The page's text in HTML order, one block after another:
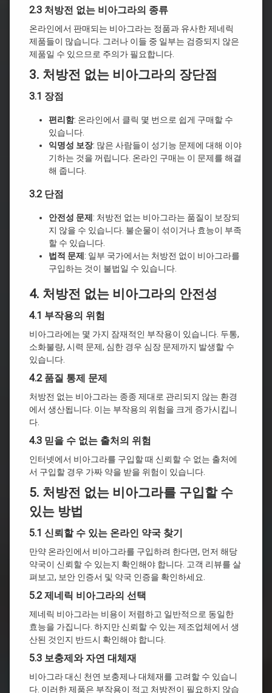
2.3 처방전 없는 비아그라의 종류
온라인에서 판매되는 비아그라는 정품과 유사한 제네릭
제품들이 많습니다. 그러나 이들 중 일부는 검증되지 않은
제품일 수 있으므로 주의가 필요합니다.
3. 처방전 없는 비아그라의 장단점
3.1 장점
편리함: 온라인에서 클릭 몇 번으로 쉽게 구매할 수
있습니다.
익명성 보장: 많은 사람들이 성기능 문제에 대해 이야
기하는 것을 꺼립니다. 온라인 구매는 이 문제를 해결
해 줍니다.
3.2 단점
안전성 문제 : 처방전 없는 비아그라는 품질이 보장되
지 않을 수 있습니다. 불순물이 섞이거나 효능이 부족
할 수 있습니다.
법적 문제 : 일부 국가에서는 처방전 없이 비아그라를
구입하는 것이 불법일 수 있습니다.
4. 처방전 없는 비아그라의 안전성
4.1 부작용의 위험
비아그라에는 몇 가지 잠재적인 부작용이 있습니다. 두통,
소화불량, 시력 문제, 심한 경우 심장 문제까지 발생할 수
있습니다.
4.2 품질 통제 문제
처방전 없는 비아그라는 종종 제대로 관리되지 않는 환경
에서 생산됩니다. 이는 부작용의 위험을 크게 증가시킵니
다.
4.3 믿을 수 없는 출처의 위험
인터넷에서 비아그라를 구입할 때 신뢰할 수 없는 출처에
서 구입할 경우 가짜 약을 받을 위험이 있습니다.
5. 처방전 없는 비아그라를 구입할 수
있는 방법
5.1 신뢰할 수 있는 온라인 약국 찾기
만약 온라인에서 비아그라를 구입하려 한다면, 먼저 해당
약국이 신뢰할 수 있는지 확인해야 합니다. 고객 리뷰를 살
펴보고, 보안 인증서 및 약국 인증을 확인하세요.
5.2 제네릭 비아그라의 선택
제네릭 비아그라는 비용이 저렴하고 일반적으로 동일한
효능을 가집니다. 하지만 신뢰할 수 있는 제조업체에서 생
산된 것인지 반드시 확인해야 합니다.
5.3 보충제와 자연 대체재
비아그라 대신 천연 보충제나 대체재를 고려할 수 있습니
다. 이러한 제품은 부작용이 적고 처방전이 필요하지 않습